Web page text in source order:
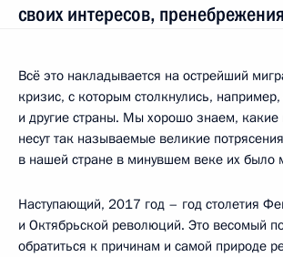
своих интересов,
Всё это накладывается на острейший
кризис, с которым столкнулись,
и другие страны. Мы хорошо знаем, какие
несут так называемые великие
в нашей стране в минувшем веке их было
Наступающий, 2017 год – год столетия
и Октябрьской революций. Это весомый
обратиться к причинам и самой природе